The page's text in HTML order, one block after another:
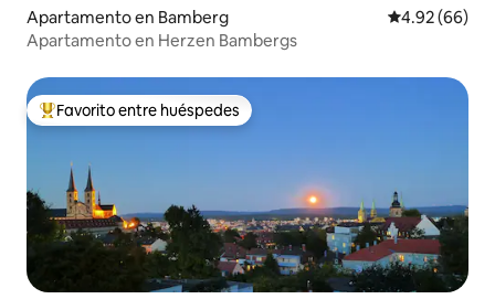
Apartamento en Bamberg Calificación
4.92 (66)
Apartamento en Herzen Bambergs
Favorito entre huéspedes preferido
Favorito entre huéspedes